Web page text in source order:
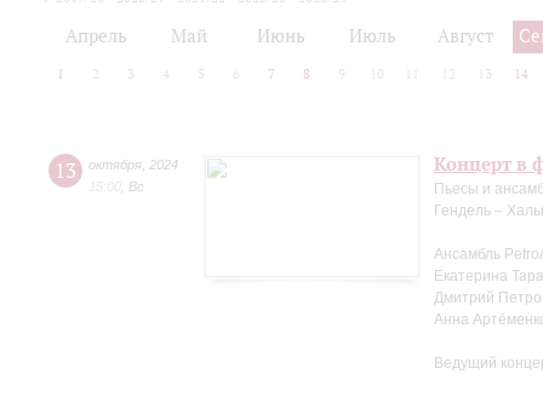
Апрель Май Июнь Июль Август
1 2 3 4 5 6 7 8 9 10 12 13 14
13 октября 2024
15:00 Вс
Концерт в
Пьесы и
Гендель –
Ансамбль
Екатерина
Дмитрий
Анна
Ведущий